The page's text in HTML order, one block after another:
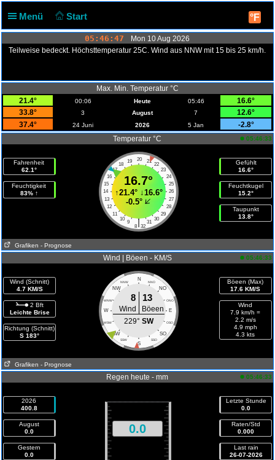
Menü Start °F
05:46:48
Mon 10 Aug 2026
Teilweise bedeckt. Höchsttemperatur 25C. Wind aus NNW mit 15 bis 25 km/h.
Max. Min. Temperatur °C
21.4°
00:06 Heute 05:46
16.6°
33.8°
3 August 7
12.6°
37.4°
24 Juni 2026 5 Jan
-2.8°
Temperatur °C
05:46:33
Fahrenheit
62.1°
Feuchtigkeit
83% ↑
20
19 21
18
22
17
23
16
24
15
25
14
26
13
27
12
28
11
29
10
30
9 31
|
8 32
16.7°
↑21.4°↓16.6°
-0.5°
Gefühlt
16.6°
Feuchtkugel
15.2°
Taupunkt
13.8°
Grafiken - Prognose
Wind | Böeen - KM/S 05:46:33
Wind (Schnitt)
4.7 KM/S
2 Bft
Leichte Brise
Richtung (Schnitt)
S 183°
N
NNW NNO
NW NO
WNW ONO
W E
WSW OSO
SW SO
SSW SSO
S
8 13
Wind
Böeen
229° SW
Böeen (Max)
17.6 KM/S
Wind
7.9 km/h =
2.2 m/s
4.9 mph
4.3 kts
Grafiken - Prognose
Regen heute - mm 05:46:33
2026
400.8
August
0.0
Gestern
0.0
0.0
Letzte Stunde
0.0
Raten/Std
0.000
Last rain
26-07-2026